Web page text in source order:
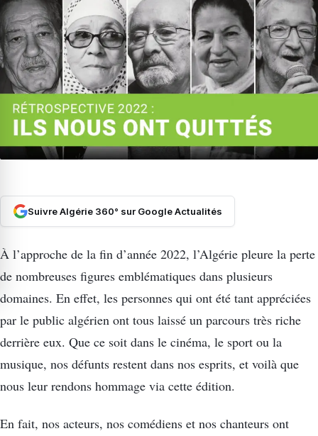
Suivre Algérie 360° sur Google Actualités
À l’approche de la fin d’année 2022, l’Algérie pleure la perte
de nombreuses figures emblématiques dans plusieurs
domaines. En effet, les personnes qui ont été tant appréciées
par le public algérien ont tous laissé un parcours très riche
derrière eux. Que ce soit dans le cinéma, le sport ou la
musique, nos défunts restent dans nos esprits, et voilà que
nous leur rendons hommage via cette édition.
En fait, nos acteurs, nos comédiens et nos chanteurs ont